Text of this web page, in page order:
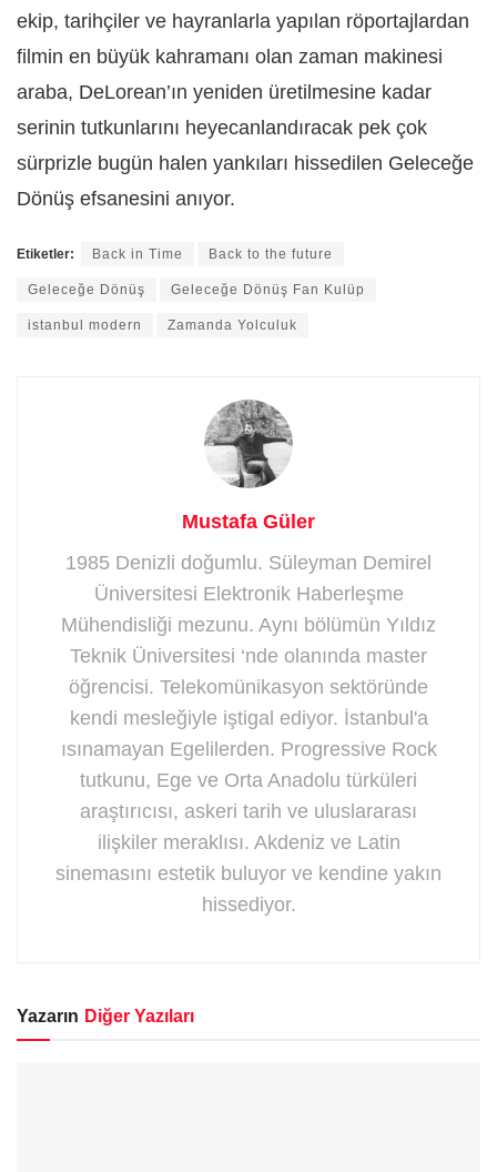
ekip, tarihçiler ve hayranlarla yapılan röportajlardan
filmin en büyük kahramanı olan zaman makinesi
araba, DeLorean’ın yeniden üretilmesine kadar
serinin tutkunlarını heyecanlandıracak pek çok
sürprizle bugün halen yankıları hissedilen Geleceğe
Dönüş efsanesini anıyor.
Etiketler: Back in Time Back to the future
Geleceğe Dönüş Geleceğe Dönüş Fan Kulüp
istanbul modern Zamanda Yolculuk
Mustafa Güler
1985 Denizli doğumlu. Süleyman Demirel
Üniversitesi Elektronik Haberleşme
Mühendisliği mezunu. Aynı bölümün Yıldız
Teknik Üniversitesi ‘nde olanında master
öğrencisi. Telekomünikasyon sektöründe
kendi mesleğiyle iştigal ediyor. İstanbul'a
ısınamayan Egelilerden. Progressive Rock
tutkunu, Ege ve Orta Anadolu türküleri
araştırıcısı, askeri tarih ve uluslararası
ilişkiler meraklısı. Akdeniz ve Latin
sinemasını estetik buluyor ve kendine yakın
hissediyor.
Yazarın Diğer Yazıları